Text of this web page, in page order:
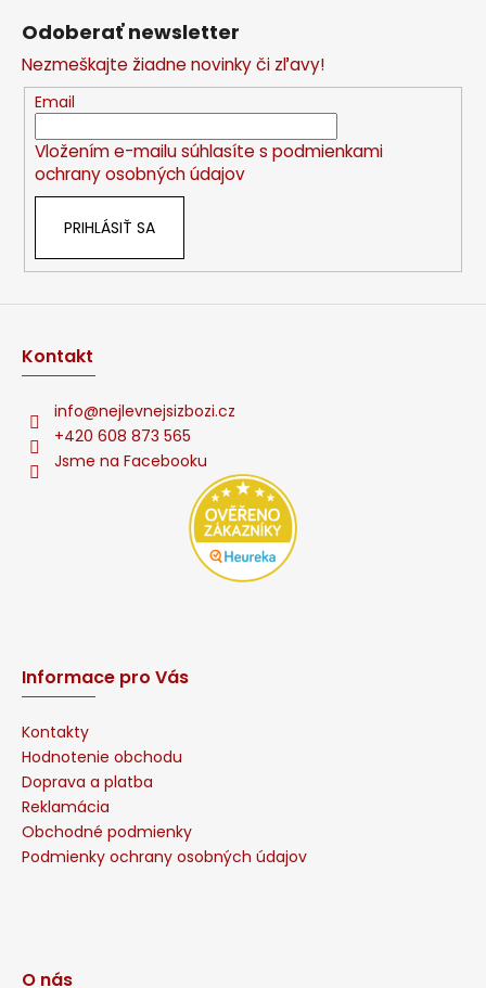
Odoberať newsletter
Nezmeškajte žiadne novinky či zľavy!
Email
Vložením e-mailu súhlasíte s podmienkami
ochrany osobných údajov
PRIHLÁSIŤ SA
Kontakt
info@nejlevnejsizbozi.cz
+420 608 873 565
Jsme na Facebooku
Informace pro Vás
Kontakty
Hodnotenie obchodu
Doprava a platba
Reklamácia
Obchodné podmienky
Podmienky ochrany osobných údajov
O nás